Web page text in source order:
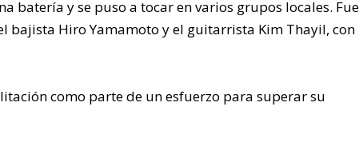
batería y se puso a tocar en varios grupos locales. Fue
bajista Hiro Yamamoto y el guitarrista Kim Thayil, con
como parte de un esfuerzo para superar su